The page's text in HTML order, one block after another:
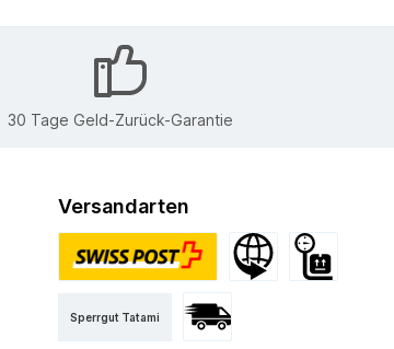
30 Tage Geld-Zurück-Garantie
Versandarten
Sperrgut Tatami